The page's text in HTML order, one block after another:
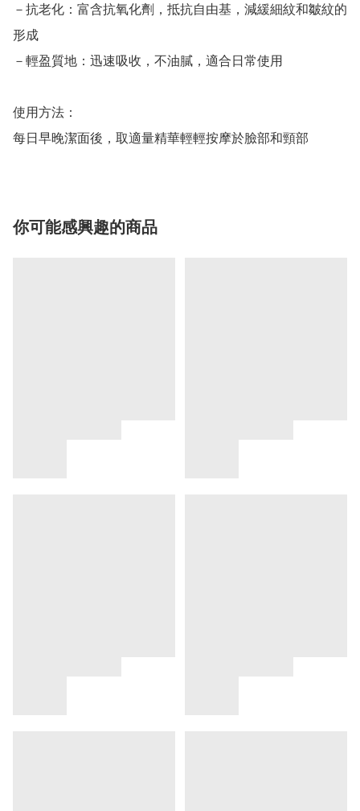
－抗老化：富含抗氧化劑，抵抗自由基，減緩細紋和皺紋的
形成
－輕盈質地：迅速吸收，不油膩，適合日常使用
使用方法：
每日早晚潔面後，取適量精華輕輕按摩於臉部和頸部
你可能感興趣的商品